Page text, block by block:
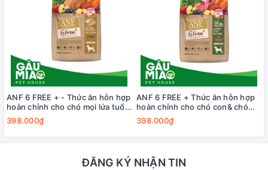
ANF 6 FREE + - Thức ăn hỗn hợp
hoàn chỉnh cho chó mọi lứa tuổi
vị Vịt và Cá hồi 1.6kg
398.000₫
ANF 6 FREE + Thức ăn hỗn hợp
hoàn chỉnh cho chó con& chó
lớn 1.6kg
398.000₫
ĐĂNG KÝ NHẬN TIN